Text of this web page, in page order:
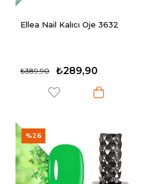
Ellea Nail Kalıcı Oje 3632
₺289,90
₺389,90
%26